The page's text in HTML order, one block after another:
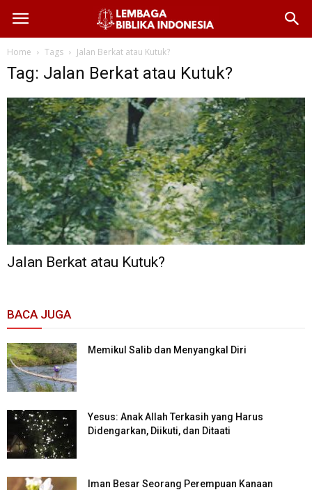
Home Tags Jalan Berkat atau Kutuk?
Tag: Jalan Berkat atau Kutuk?
Jalan Berkat atau Kutuk?
BACA JUGA
Memikul Salib dan Menyangkal Diri
Yesus: Anak Allah Terkasih yang Harus
Didengarkan, Diikuti, dan Ditaati
Iman Besar Seorang Perempuan Kanaan